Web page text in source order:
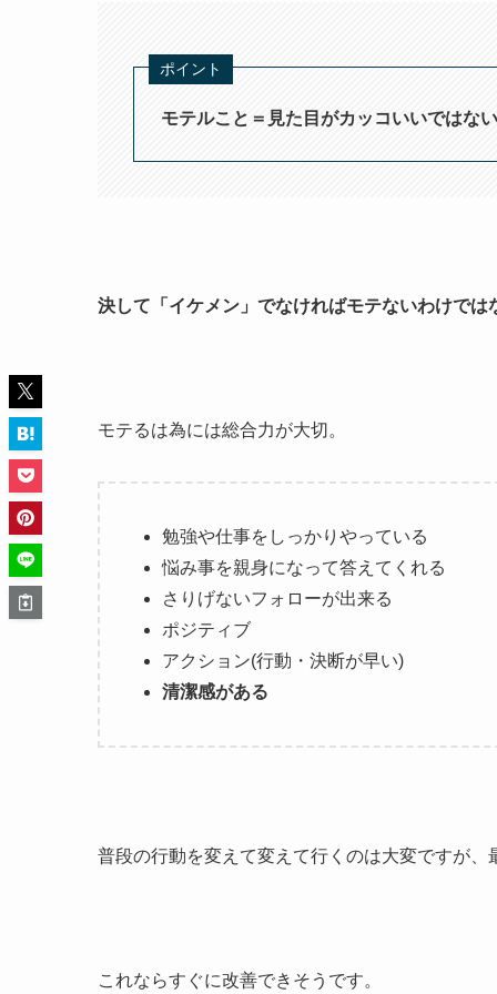
ポイント
モテルこと＝見た目がカッコいいではない
決して「イケメン」でなければモテないわけでは
モテるは為には総合力が大切。
勉強や仕事をしっかりやっている
悩み事を親身になって答えてくれる
さりげないフォローが出来る
ポジティブ
アクション(行動・決断が早い)
清潔感がある
普段の行動を変えて変えて行くのは大変ですが、
これならすぐに改善できそうです。